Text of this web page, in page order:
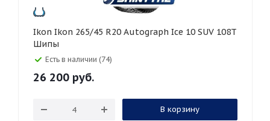
Ikon Ikon 265/45 R20 Autograph Ice 10 SUV 108T
Шипы
Есть в наличии (74)
26 200 руб.
В корзину